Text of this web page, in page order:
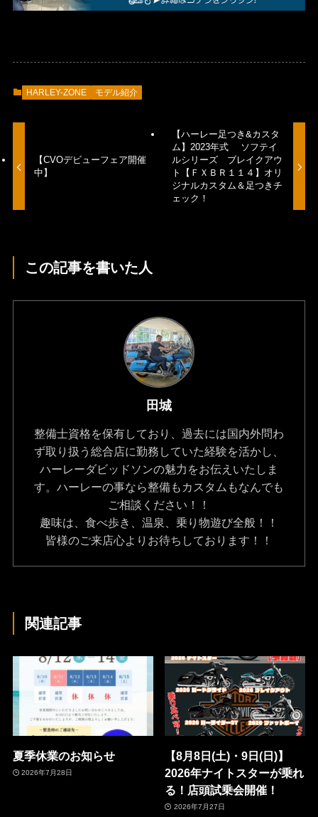
HARLEY-ZONE モデル紹介
【CVOデビューフェア開催
中】
【ハーレー足つき&カスタ
ム】2023年式 ソフテイ
ルシリーズ ブレイクアウ
ト【ＦＸＢＲ１１４】オリ
ジナルカスタム＆足つきチ
ェック！
この記事を書いた人
田城
整備士資格を保有しており、過去には国内外問わ
ず取り扱う総合店に勤務していた経験を活かし、
ハーレーダビッドソンの魅力をお伝えいたしま
す。ハーレーの事なら整備もカスタムもなんでも
ご相談ください！！
趣味は、食べ歩き、温泉、乗り物遊び全般！！
皆様のご来店心よりお待ちしております！！
関連記事
夏季休業のお知らせ
2026年7月28日
【8月8日(土)・9日(日)】
2026年ナイトスターが乗れ
る！店頭試乗会開催！
2026年7月27日